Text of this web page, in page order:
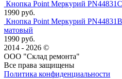
Кнопка Point Меркурий
1990 руб.
Кнопка Point Меркурий
матовый
1990 руб.
2014 - 2026 ©
ООО "Склад ремонта"
Все права защищены
Политика конфиденциальности